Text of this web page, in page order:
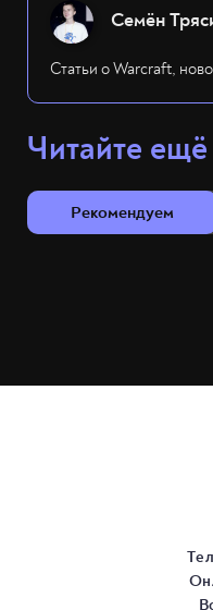
Семён
Статьи о Warcraft,
Читайте ещё
Рекомендуем